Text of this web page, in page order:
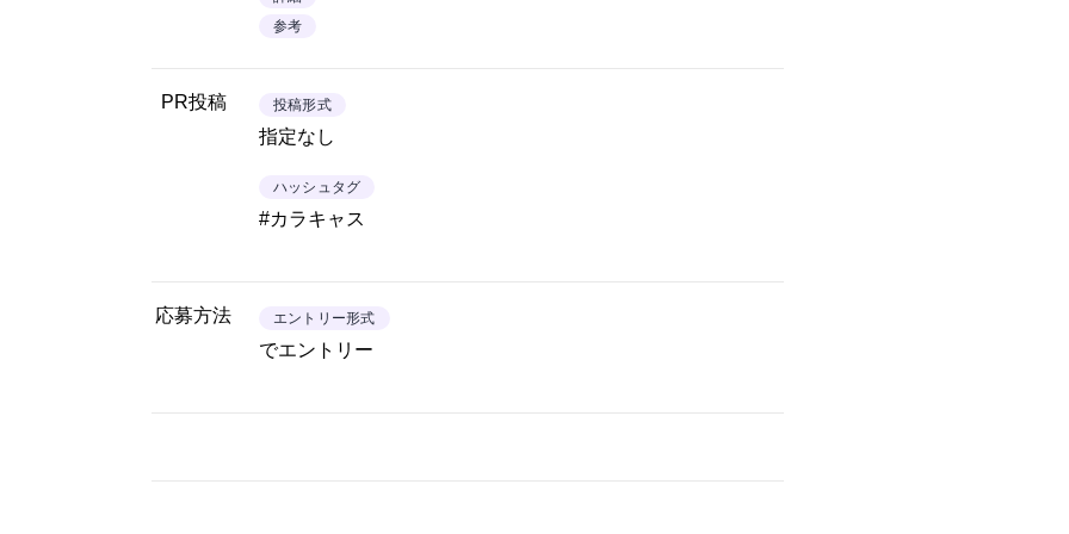
参考
PR投稿 投稿形式
指定なし
ハッシュタグ
#カラキャス
応募方法 エントリー形式
でエントリー